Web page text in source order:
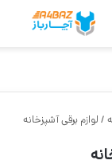
/ لوازم برقی آشپزخانه